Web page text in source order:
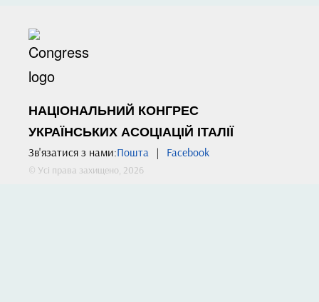
НАЦІОНАЛЬНИЙ КОНГРЕС
УКРАЇНСЬКИХ АСОЦІАЦІЙ ІТАЛІЇ
Зв'язатися з нами:Пошта | Facebook
© Усі права захищено, 2026